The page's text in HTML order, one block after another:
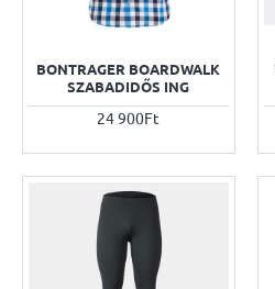
BONTRAGER BOARDWALK
SZABADIDŐS ING
24 900Ft